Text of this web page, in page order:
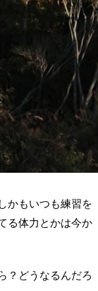
かもいつも練習を
る体力とかは今か
？どうなるんだろ